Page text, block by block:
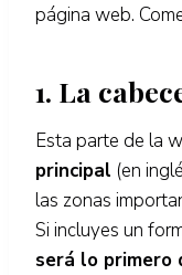
página web.
1. La
Esta parte de la
principal (en
las zonas
Si incluyes un
será lo primero